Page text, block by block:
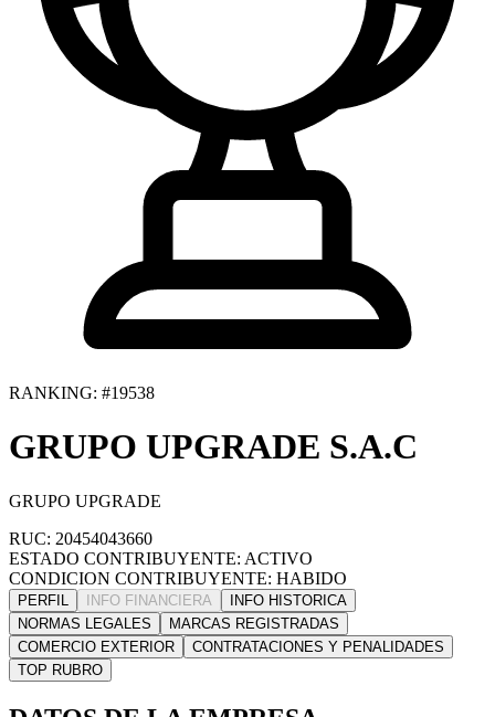
RANKING: #19538
GRUPO UPGRADE S.A.C
GRUPO UPGRADE
RUC: 20454043660
ESTADO CONTRIBUYENTE: ACTIVO
CONDICION CONTRIBUYENTE: HABIDO
PERFIL INFO FINANCIERA
INFO HISTORICA
NORMAS LEGALES
MARCAS REGISTRADAS
COMERCIO EXTERIOR
CONTRATACIONES Y PENALIDADES
TOP RUBRO